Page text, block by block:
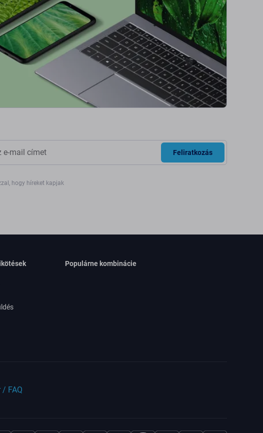
Feliratkozás
hogy híreket kapjak
Populárne kombinácie
/ FAQ